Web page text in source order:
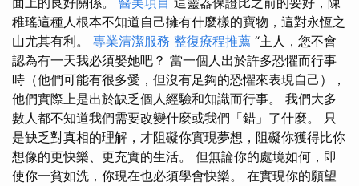
稚瑤這種人根本不知道自己擁有什麼樣的寶物，這對永恆之
山尤其有利。 專業清潔服務 整復療程推薦 “主人，您不會
認為有一天我必須娶她吧？ 當一個人出於許多恐懼而行事
時（他們可能有很多愛，但沒有足夠的恐懼來表現自己），
他們實際上是出於缺乏個人經驗和知識而行事。 我們大多
數人都不知道我們需要改變什麼或我們「錯」了什麼。 只
是缺乏對真相的理解，才阻礙你實現夢想，阻礙你獲得比你
想像的更快樂、更充實的生活。 但無論你的處境如何，即
使你一貧如洗，你現在也必須學會快樂。 在實現你的願望